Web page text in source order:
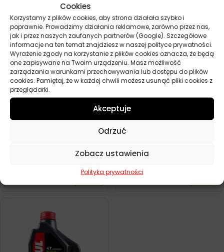
Cookies
Korzystamy z plików cookies, aby strona działała szybko i
poprawnie. Prowadzimy działania reklamowe, zarówno przez nas,
jak i przez naszych zaufanych partnerów (Google). Szczegółowe
informacje na ten temat znajdziesz w naszej polityce prywatności.
Wyrażenie zgody na korzystanie z plików cookies oznacza, że będą
one zapisywane na Twoim urządzeniu. Masz możliwość
zarządzania warunkami przechowywania lub dostępu do plików
cookies. Pamiętaj, że w każdej chwili możesz usunąć pliki cookies z
przeglądarki.
Akceptuje
Odrzuć
Zobacz ustawienia
Polityka prywatności
MOTUL 5100 10W50 4T 4L
188,20zł Zamów
MOTUL 5100 10W50 4T 1L
61,10zł Zamów